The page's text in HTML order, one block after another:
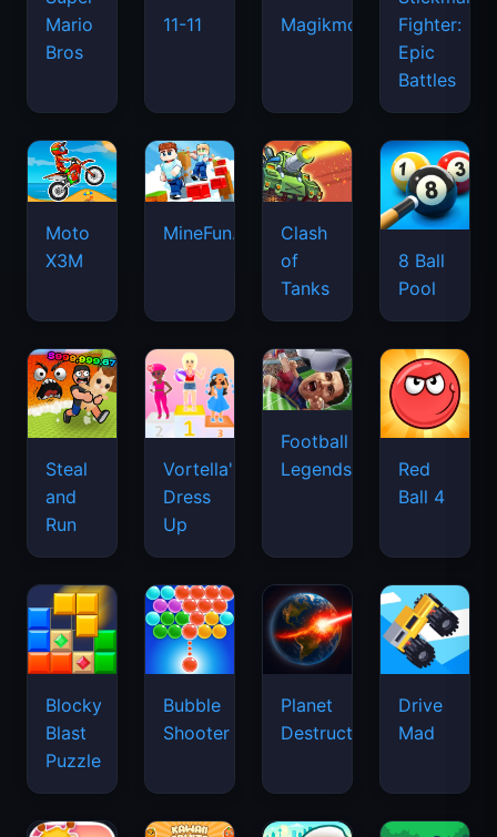
Mario
Bros
11-11 Magikmon
Fighter:
Epic
Battles
Moto
X3M
MineFun.io
Clash
of
Tanks
8 Ball
Pool
Steal
and
Run
Vortella's
Dress
Up
Football
Legends
Red
Ball 4
Blocky
Blast
Puzzle
Bubble
Shooter
Planet
Destruction
Drive
Mad